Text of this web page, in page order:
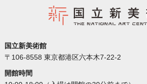
国立新美術館
〒106-8558 東京都港区六本木7-22-2
開館時間